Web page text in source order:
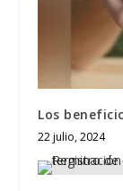
Los
22 julio, 2024